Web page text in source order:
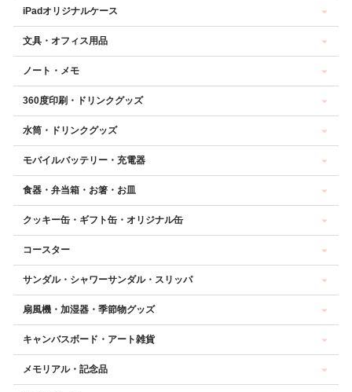
iPadオリジナルケース
文具・オフィス用品
ノート・メモ
360度印刷・ドリンクグッズ
水筒・ドリンクグッズ
モバイルバッテリー・充電器
食器・弁当箱・お箸・お皿
クッキー缶・ギフト缶・オリジナル缶
コースター
サンダル・シャワーサンダル・スリッパ
扇風機・加湿器・季節物グッズ
キャンバスボード・アート雑貨
メモリアル・記念品